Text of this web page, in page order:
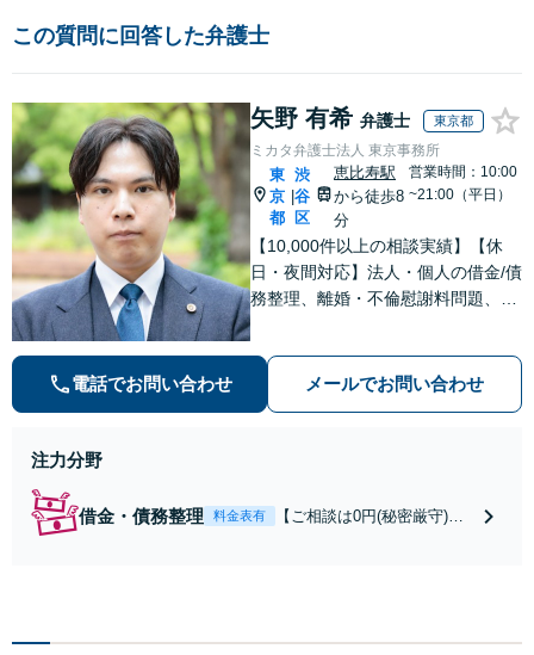
この質問に回答した弁護士
矢野 有希 弁護士 東京都
ミカタ弁護士法人 東京事務所
東
京
都
渋
谷
区
恵比寿駅
から徒歩8
分
営業時間：10:00
~21:00（平日）
【10,000件以上の相談実績】【休
日・夜間対応】法人・個人の借金/債
務整理、離婚・不倫慰謝料問題、刑
ディーに対応いたします。
電話でお問い合わせ メールでお問い合わせ
注力分野
借金・債務整理 料金表有
【ご相談は0円(秘密厳守)】